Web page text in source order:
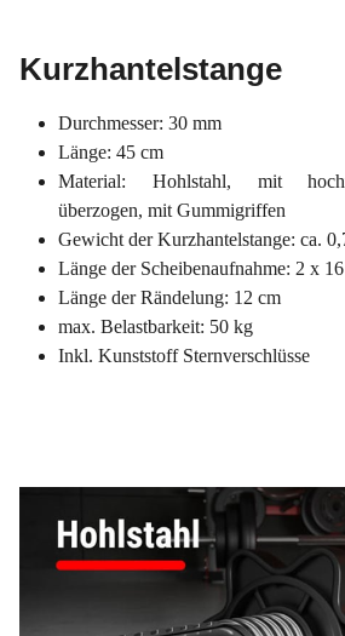
Kurzhantelstange
Durchmesser: 30 mm
Länge: 45 cm
Material: Hohlstahl, mit
überzogen, mit Gummigriffen
Gewicht der Kurzhantelstange: ca.
Länge der Scheibenaufnahme: 2 x
Länge der Rändelung: 12 cm
max. Belastbarkeit: 50 kg
Inkl. Kunststoff Sternverschlüsse